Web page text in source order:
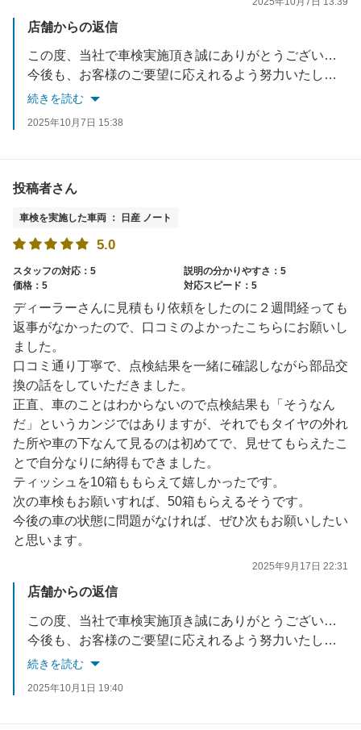
店舗からの返信
この度、当社で車検実施頂き誠にありがとうございました。
今後も、お客様のご要望に応えれるよう努力いたします。
お車でお困りごとがあれば、いつでもご相談ください。
続きを読む
2025年10月7日 15:38
投稿者さん
車検を実施した車両 ： 日産 ノート
5.0
スタッフの対応：5
説明の分かりやすさ：5
価格：5
対応スピード：5
ディーラーさんに見積もり依頼をしたのに２週間経っても
返事がなかったので、口コミのよかったこちらにお願いし
ました。
口コミ通り丁寧で、点検結果を一緒に確認しながら部品交
換の話をしていただきました。
正直、車のことはわからないので点検結果も「そうなん
だ」というカンジではありますが、それでもタイヤの外れ
た所や車の下なんて見るのは初めてで、見せてもらえたこ
とで自分なりに納得もできました。
ティッシュを10箱ももらえて嬉しかったです。
次の車検もお願いすれば、50箱もらえるそうです。
今後の車の状態に問題がなければ、ぜひ次もお願いしたい
と思います。
2025年9月17日 22:31
店舗からの返信
この度、当社で車検実施頂き誠にありがとうございました。
今後も、お客様のご要望に応えれるよう努力いたします。
お車でお困りごとがあれば、いつでもご相談ください。
続きを読む
2025年10月1日 19:40